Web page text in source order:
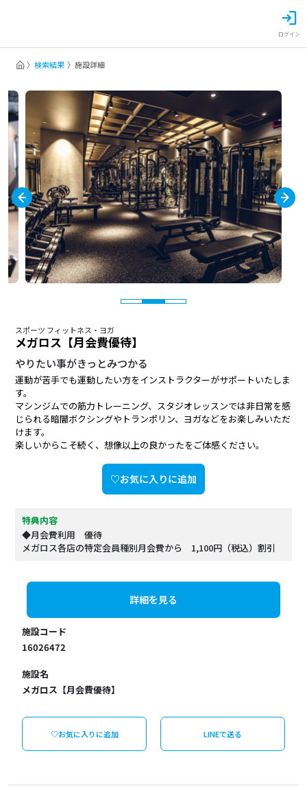
ログイン
検索結果 施設詳細
スポーツ フィットネス・ヨガ
メガロス【月会費優待】
やりたい事がきっとみつかる
運動が苦手でも運動したい方をインストラクターがサポートいたしま
す。
マシンジムでの筋力トレーニング、スタジオレッスンでは非日常を感
じられる暗闇ボクシングやトランポリン、ヨガなどをお楽しみいただ
けます。
楽しいからこそ続く、想像以上の良かったをご体感ください。
♡お気に入りに追加
特典内容
◆月会費利用 優待
メガロス各店の特定会員種別月会費から 1,100円（税込）割引
詳細を見る
施設コード
16026472
施設名
メガロス【月会費優待】
♡お気に入りに追加 LINEで送る